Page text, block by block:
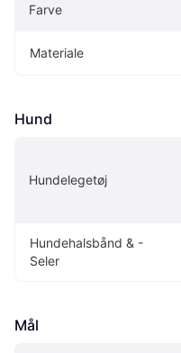
Farve
Materiale
Hund
Hundelegetøj
Hundehalsbånd & -
Seler
Mål